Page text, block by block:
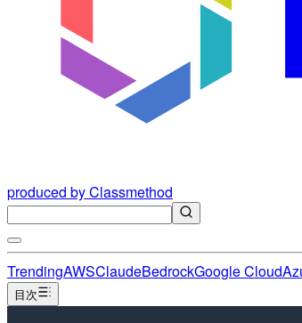
produced by Classmethod
TrendingAWSClaudeBedrockGoogle Cloud
目次